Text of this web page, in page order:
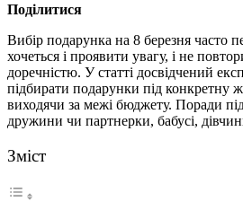
Поділитися
Вибір подарунка на 8 березня часто
хочеться і проявити увагу, і не
доречністю. У статті досвідчений
підбирати подарунки під конкретну
виходячи за межі бюджету. Поради
дружини чи партнерки, бабусі,
Зміст